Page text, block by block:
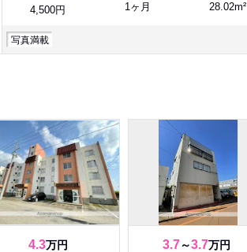
4,500円
1ヶ月
28.02m²
写真満載
4.3万円 3.7～3.7万円